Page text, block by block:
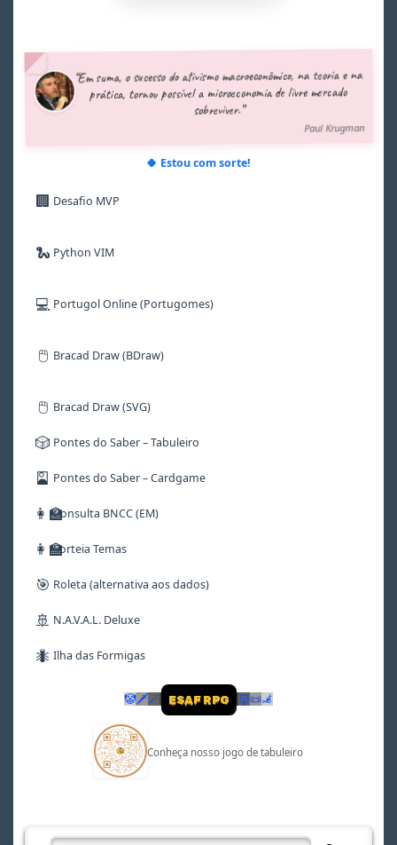
6
7
6
7
8
6
7
8
6
7
8
8
9
“Em suma, o sucesso do ativismo macroeconômico, na teoria e na
prática, tornou possível a microeconomia de livre mercado
sobreviver.”
Paul Krugman
🍀 Estou com sorte!
🏢 Desafio MVP
🐍 Python VIM
💻 Portugol Online (Portugomes)
🖱️ Bracad Draw (BDraw)
🖱️ Bracad Draw (SVG)
🎲 Pontes do Saber – Tabuleiro
🎴 Pontes do Saber – Cardgame
👩‍🏫Consulta BNCC (EM)
👩‍🏫Sorteia Temas
🎯 Roleta (alternativa aos dados)
🚢 N.A.V.A.L. Deluxe
🐜 Ilha das Formigas
🤡 🗡🪄 ESAF RPG 👹📜🦼
Conheça nosso jogo de tabuleiro